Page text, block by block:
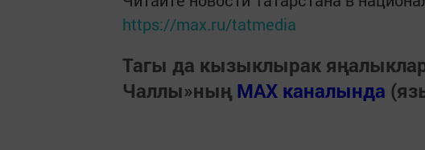
https://max.ru/tatmedia
Тагы да кызыклырак
Чаллы»ның MAX каналында